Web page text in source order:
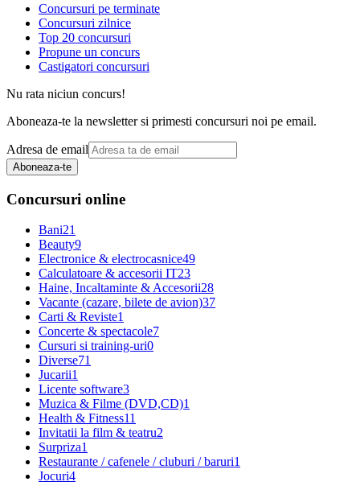
Concursuri pe terminate
Concursuri zilnice
Top 20 concursuri
Propune un concurs
Castigatori concursuri
Nu rata niciun concurs!
Aboneaza-te la newsletter si primesti concursuri noi pe email.
Adresa de email
Aboneaza-te
Concursuri online
Bani21
Beauty9
Electronice & electrocasnice49
Calculatoare & accesorii IT23
Haine, Incaltaminte & Accesorii28
Vacante (cazare, bilete de avion)37
Carti & Reviste1
Concerte & spectacole7
Cursuri si training-uri0
Diverse71
Jucarii1
Licente software3
Muzica & Filme (DVD,CD)1
Health & Fitness11
Invitatii la film & teatru2
Surpriza1
Restaurante / cafenele / cluburi / baruri1
Jocuri4